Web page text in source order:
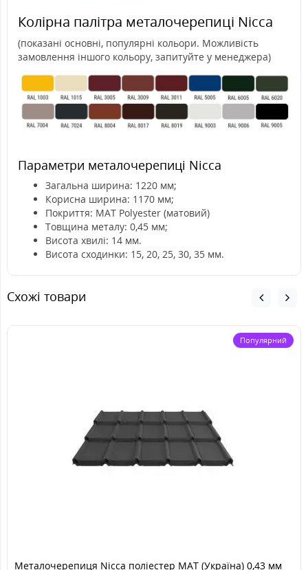
Колірна палітра металочерепиці Nicca
(показані основні, популярні кольори. Можливість
замовлення іншого кольору, запитуйте у менеджера)
Параметри металочерепиці Nicca
Загальна ширина: 1220 мм;
Корисна ширина: 1170 мм;
Покриття: MAT Polyester (матовий)
Товщина металу: 0,45 мм;
Висота хвилі: 14 мм.
Висота сходинки: 15, 20, 25, 30, 35 мм.
Схожі товари
Популярний
Металочерепиця Nicca поліестер MAT (Україна) 0,43 мм